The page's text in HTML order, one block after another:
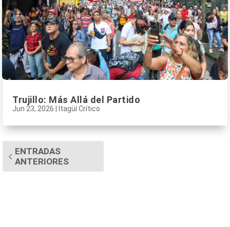
Trujillo: Más Allá del Partido
Jun 23, 2026 Itagüí Crítico
ENTRADAS
ANTERIORES